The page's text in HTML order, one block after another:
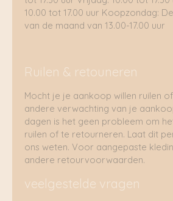
10.00 tot 17.00 uur Koopzondag:
van de maand van 13.00-17.00 uur
Ruilen & retouneren
Mocht je je aankoop willen ruilen
andere verwachting van je
dagen is het geen probleem om
ruilen of te retourneren. Laat dit
ons weten. Voor aangepaste
andere retourvoorwaarden.
veelgestelde vragen